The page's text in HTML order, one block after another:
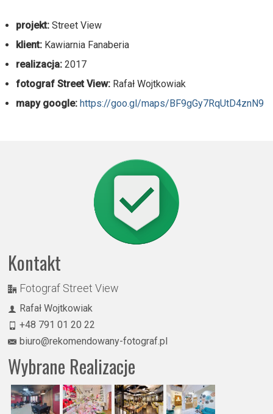
projekt: Street View
klient: Kawiarnia Fanaberia
realizacja: 2017
fotograf Street View: Rafał Wojtkowiak
mapy google: https://goo.gl/maps/BF9gGy7RqUtD4znN9
Kontakt
Fotograf Street View
Rafał Wojtkowiak
+48 791 01 20 22
biuro@rekomendowany-fotograf.pl
Wybrane Realizacje